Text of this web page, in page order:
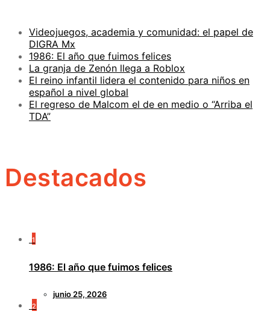
Videojuegos, academia y comunidad: el papel de
DIGRA Mx
1986: El año que fuimos felices
La granja de Zenón llega a Roblox
El reino infantil lidera el contenido para niños en
español a nivel global
El regreso de Malcom el de en medio o “Arriba el
TDA”
Destacados
1
1986: El año que fuimos felices
junio 25, 2026
2